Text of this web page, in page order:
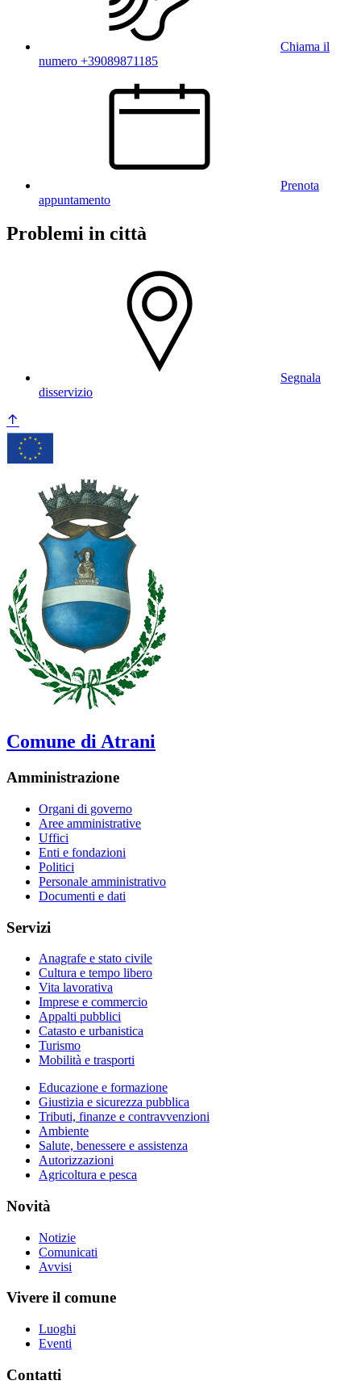
Chiama il
numero +39089871185
Prenota
appuntamento
Problemi in città
Segnala
disservizio
Comune di Atrani
Amministrazione
Organi di governo
Aree amministrative
Uffici
Enti e fondazioni
Politici
Personale amministrativo
Documenti e dati
Servizi
Anagrafe e stato civile
Cultura e tempo libero
Vita lavorativa
Imprese e commercio
Appalti pubblici
Catasto e urbanistica
Turismo
Mobilità e trasporti
Educazione e formazione
Giustizia e sicurezza pubblica
Tributi, finanze e contravvenzioni
Ambiente
Salute, benessere e assistenza
Autorizzazioni
Agricoltura e pesca
Novità
Notizie
Comunicati
Avvisi
Vivere il comune
Luoghi
Eventi
Contatti